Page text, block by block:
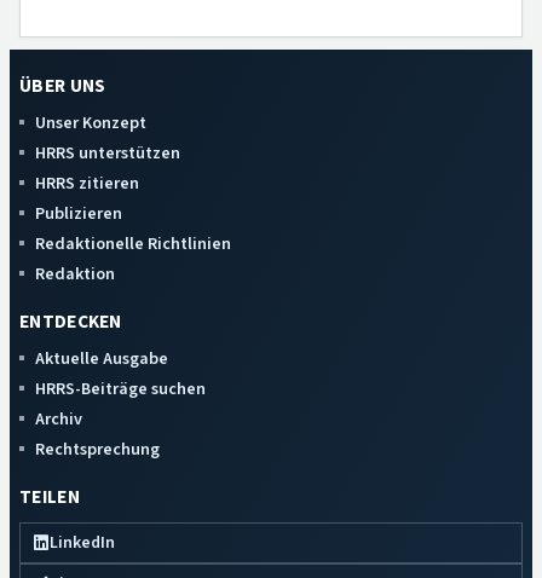
ÜBER UNS
Unser Konzept
HRRS unterstützen
HRRS zitieren
Publizieren
Redaktionelle Richtlinien
Redaktion
ENTDECKEN
Aktuelle Ausgabe
HRRS-Beiträge suchen
Archiv
Rechtsprechung
TEILEN
LinkedIn